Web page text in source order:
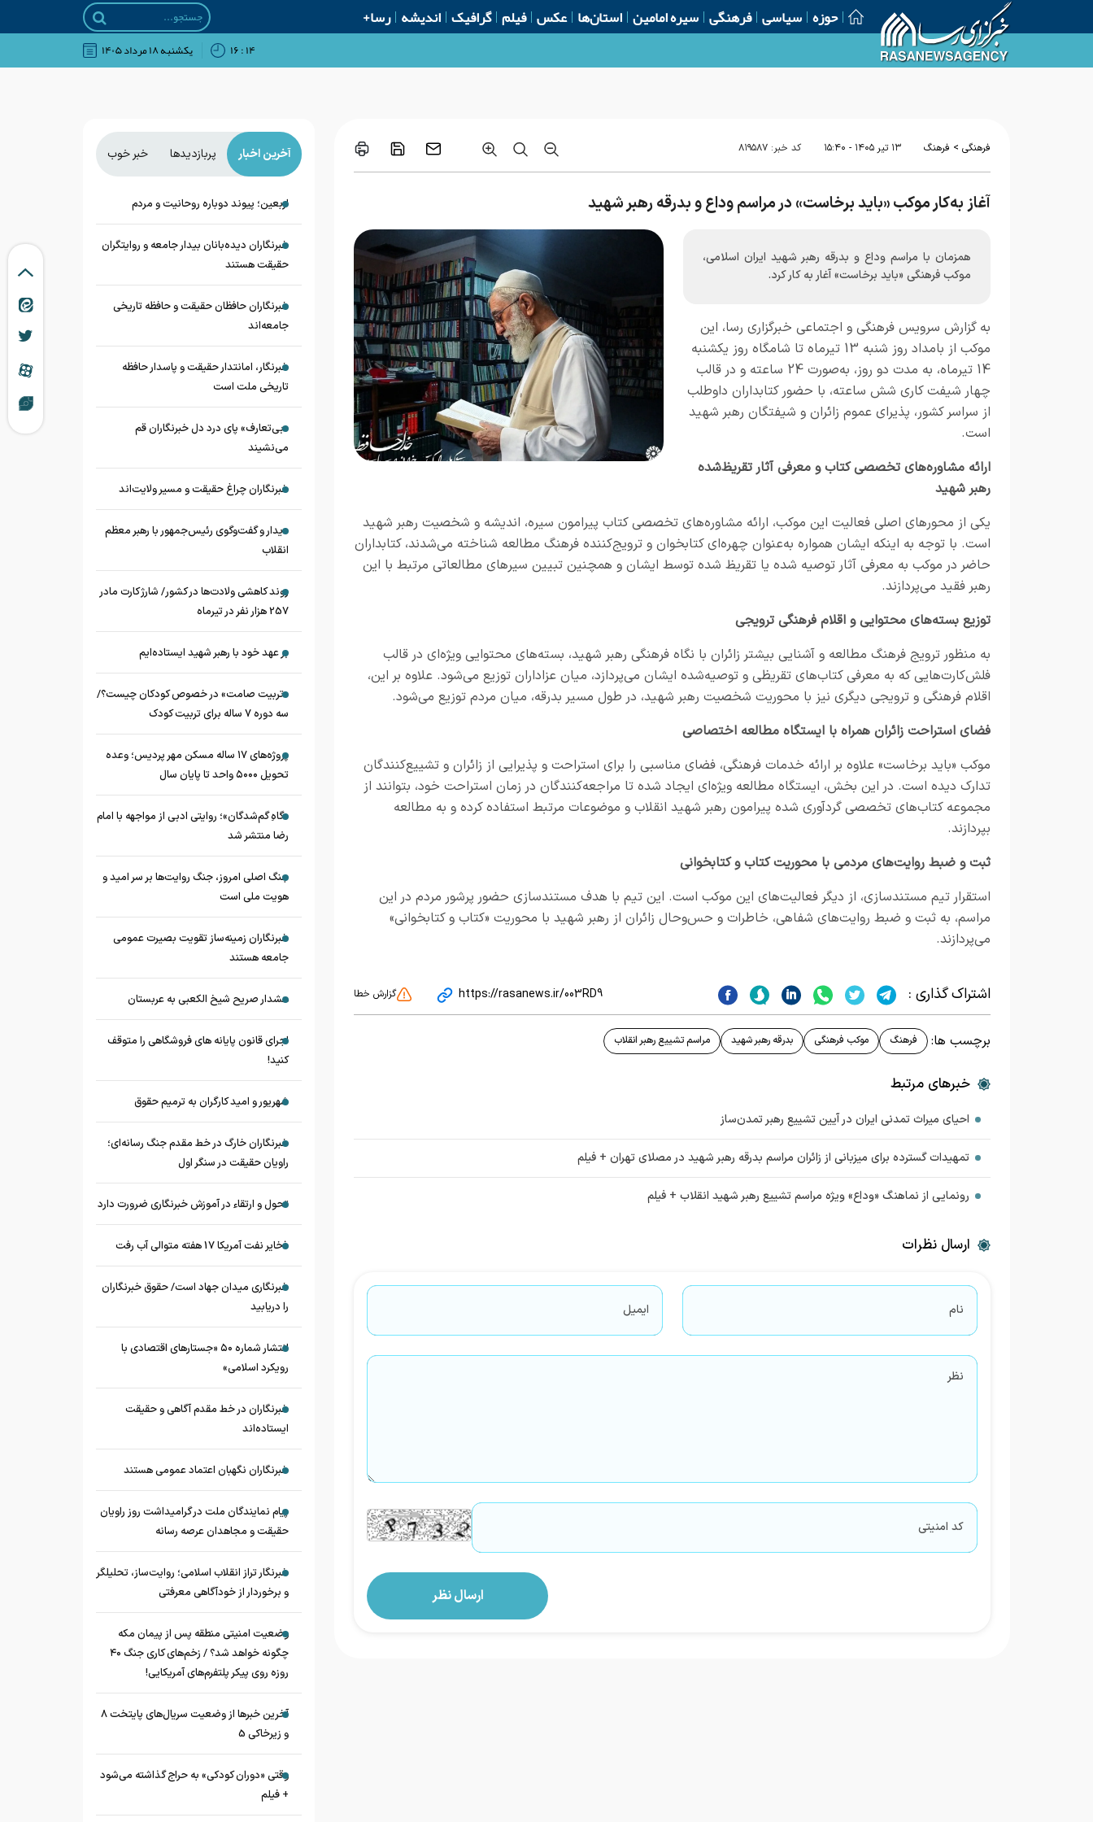
حوزه سیاسی فرهنگی سیره امامین استان‌ها عکس فیلم گرافیک اندیشه رسا+
۱۴ : ۱۶ يکشنبه ۱۸ مرداد ۱۴۰۵
فرهنگی > فرهنگ ۱۳ تير ۱۴۰۵ - ۱۵:۴۰ کد خبر: ۸۱۹۵۸۷
آغاز به‌کار موکب «باید برخاست» در مراسم وداع و بدرقه رهبر شهید
همزمان با مراسم وداع و بدرقه رهبر شهید ایران اسلامی،
موکب فرهنگی «باید برخاست» آغار به کار کرد.
به گزارش سرویس فرهنگی و اجتماعی خبرگزاری رسا، این
موکب از بامداد روز شنبه 13 تیرماه تا شامگاه روز یکشنبه
14 تیرماه، به مدت دو روز، به‌صورت 24 ساعته و در قالب
چهار شیفت کاری شش ساعته، با حضور کتابداران داوطلب
از سراسر کشور، پذیرای عموم زائران و شیفتگان رهبر شهید
است.
ارائه مشاوره‌های تخصصی کتاب و معرفی آثار تقریظ‌شده
رهبر شهید
یکی از محورهای اصلی فعالیت این موکب، ارائه مشاوره‌های تخصصی کتاب پیرامون سیره، اندیشه و شخصیت رهبر شهید
است. با توجه به اینکه ایشان همواره به‌عنوان چهره‌ای کتابخوان و ترویج‌کننده فرهنگ مطالعه شناخته می‌شدند، کتابداران
حاضر در موکب به معرفی آثار توصیه شده یا تقریظ شده توسط ایشان و همچنین تبیین سیرهای مطالعاتی مرتبط با این
رهبر فقید می‌پردازند.
توزیع بسته‌های محتوایی و اقلام فرهنگی ترویجی
به منظور ترویج فرهنگ مطالعه و آشنایی بیشتر زائران با نگاه فرهنگی رهبر شهید، بسته‌های محتوایی ویژه‌ای در قالب
فلش‌کارت‌هایی که به معرفی کتاب‌های تقریظی و توصیه‌شده ایشان می‌پردازد، میان عزاداران توزیع می‌شود. علاوه بر این،
اقلام فرهنگی و ترویجی دیگری نیز با محوریت شخصیت رهبر شهید، در طول مسیر بدرقه، میان مردم توزیع می‌شود.
فضای استراحت زائران همراه با ایستگاه مطالعه اختصاصی
موکب «باید برخاست» علاوه بر ارائه خدمات فرهنگی، فضای مناسبی را برای استراحت و پذیرایی از زائران و تشییع‌کنندگان
تدارک دیده است. در این بخش، ایستگاه مطالعه ویژه‌ای ایجاد شده تا مراجعه‌کنندگان در زمان استراحت خود، بتوانند از
مجموعه کتاب‌های تخصصی گردآوری شده پیرامون رهبر شهید انقلاب و موضوعات مرتبط استفاده کرده و به مطالعه
بپردازند.
ثبت و ضبط روایت‌های مردمی با محوریت کتاب و کتابخوانی
استقرار تیم مستندسازی، از دیگر فعالیت‌های این موکب است. این تیم با هدف مستندسازی حضور پرشور مردم در این
مراسم، به ثبت و ضبط روایت‌های شفاهی، خاطرات و حس‌وحال زائران از رهبر شهید با محوریت «کتاب و کتابخوانی»
می‌پردازند.
اشتراک گذاری : https://rasanews.ir/003RD9 گزارش خطا
برچسب ها: فرهنگ موکب فرهنگی بدرقه رهبر شهید مراسم تشییع رهبر انقلاب
خبرهای مرتبط
احیای میراث تمدنی ایران در آیین تشییع رهبر تمدن‌ساز
تمهیدات گسترده برای میزبانی از زائران مراسم بدرقه رهبر شهید در مصلای تهران + فیلم
رونمایی از نماهنگ «وداع» ویژه مراسم تشییع رهبر شهید انقلاب + فیلم
ارسال نظرات
آخرین اخبار پربازدیدها خبر خوب
اربعین؛ پیوند دوباره روحانیت و مردم
خبرنگاران دیده‌بانان بیدار جامعه و روایتگران
حقیقت هستند
خبرنگاران حافظان حقیقت و حافظه تاریخی
جامعه‌اند
خبرنگار، امانتدار حقیقت و پاسدار حافظه
تاریخی ملت است
«بی‌تعارف» پای درد دل خبرنگاران قم
می‌نشیند
خبرنگاران چراغ حقیقت و مسیر ولایت‌اند
دیدار و گفت‌وگوی رئیس‌جمهور با رهبر معظم
انقلاب
روند کاهشی ولادت‌ها در کشور/ شارژ کارت مادر
257 هزار نفر در تیرماه
بر عهد خود با رهبر شهید ایستاده‌ایم
«تربیت صامت» در خصوص کودکان چیست؟/
سه دوره ۷ ساله برای تربیت کودک
پروژه‌های ۱۷ ساله مسکن مهر پردیس؛ وعده
تحویل ۵۰۰۰ واحد تا پایان سال
«گاهِ گم‌شدگان»؛ روایتی ادبی از مواجهه با امام
رضا منتشر شد
جنگ اصلی امروز، جنگ روایت‌ها بر سر امید و
هویت ملی است
خبرنگاران زمینه‌ساز تقویت بصیرت عمومی
جامعه هستند
هشدار صریح شیخ الکعبی به عربستان
اجرای قانون پایانه های فروشگاهی را متوقف
کنید!
شهریور و امید کارگران به ترمیم حقوق
خبرنگاران خارگ در خط مقدم جنگ رسانه‌ای؛
راویان حقیقت در سنگر اول
تحول و ارتقاء در آموزش خبرنگاری ضرورت دارد
ذخایر نفت آمریکا 17 هفته متوالی آب رفت
خبرنگاری میدان جهاد است/ حقوق خبرنگاران
را دریابید
انتشار شماره ۵۰ «جستارهای اقتصادی با
رویکرد اسلامی»
خبرنگاران در خط مقدم آگاهی و حقیقت
ایستاده‌اند
خبرنگاران نگهبان اعتماد عمومی هستند
پیام نمایندگان ملت در گرامیداشت روز راویان
حقیقت و مجاهدان عرصه رسانه
خبرنگار تراز انقلاب اسلامی؛ روایت‌ساز، تحلیلگر
و برخوردار از خودآگاهی معرفتی
وضعیت امنیتی منطقه پس از پیمان مکه
چگونه خواهد شد؟ / زخم‌های کاری جنگ ۴۰
روزه روی پیکر پلتفرم‌های آمریکایی!
آخرین خبرها از وضعیت سریال‌های پایتخت 8
و زیرخاکی 5
وقتی «دوران کودکی» به حراج گذاشته می‌شود
+ فیلم